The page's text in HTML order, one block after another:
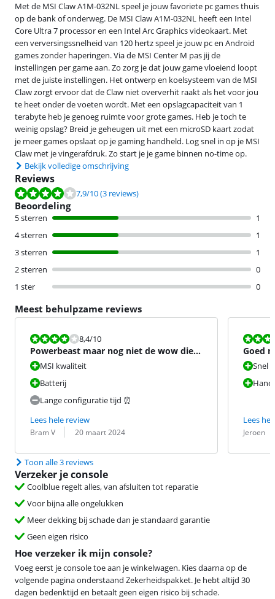
Met de MSI Claw A1M-032NL speel je jouw favoriete pc games thuis
op de bank of onderweg. De MSI Claw A1M-032NL heeft een Intel
Core Ultra 7 processor en een Intel Arc Graphics videokaart. Met
een verversingssnelheid van 120 hertz speel je jouw pc en Android
games zonder haperingen. Via de MSI Center M pas jij de
instellingen per game aan. Zo zorg je dat jouw game vloeiend loopt
met de juiste instellingen. Het ontwerp en koelsysteem van de MSI
Claw zorgt ervoor dat de Claw niet oververhit raakt als het voor jou
te heet onder de voeten wordt. Met een opslagcapaciteit van 1
terabyte heb je genoeg ruimte voor grote games. Heb je toch te
weinig opslag? Breid je geheugen uit met een microSD kaart zodat
je meer games opslaat op je gaming handheld. Log snel in op je MSI
Claw met je vingerafdruk. Zo start je je game binnen no-time op.
Bekijk volledige omschrijving
Reviews
Beoordeling is 7,9 van de 10, gebaseerd op 3 reviews.
7,9/10(3 reviews)
Beoordeling
5 sterren
1
4 sterren
1
3 sterren
1
2 sterren
0
1 ster
0
Meest behulpzame reviews
Beoordeling is 8,4 van de 10.
8,4/10
Powerbeast maar nog niet de wow die
je verwacht
MSI kwaliteit
Batterij
Lange configuratie tijd ⏰
Lees hele review
Beoordeling door:
Bram V
Datum: 20 maart 2024
Goed
Snel
Lees
Jeroen
Datum:
Toon alle 3 reviews
Verzeker je console
Coolblue regelt alles, van afsluiten tot reparatie
Voor bijna alle ongelukken
Meer dekking bij schade dan je standaard garantie
Geen eigen risico
Hoe verzeker ik mijn console?
Voeg eerst je console toe aan je winkelwagen. Kies daarna op de
volgende pagina onderstaand Zekerheidspakket. Je hebt altijd 30
dagen bedenktijd en betaalt geen eigen risico bij schade.